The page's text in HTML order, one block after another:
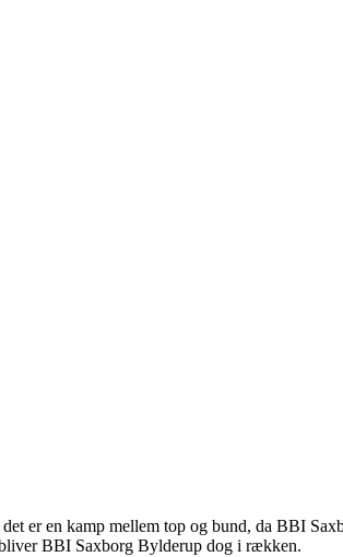
er en kamp mellem top og bund, da BBI
BBI Saxborg Bylderup dog i rækken.